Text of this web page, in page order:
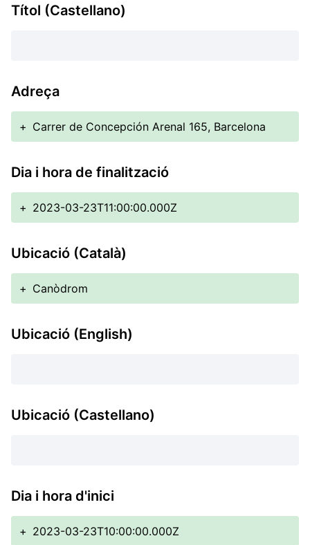
Títol (Castellano)
Adreça
+ Carrer de Concepción Arenal 165, Barcelona
Dia i hora de finalització
+ 2023-03-23T11:00:00.000Z
Ubicació (Català)
+ Canòdrom
Ubicació (English)
Ubicació (Castellano)
Dia i hora d'inici
+ 2023-03-23T10:00:00.000Z